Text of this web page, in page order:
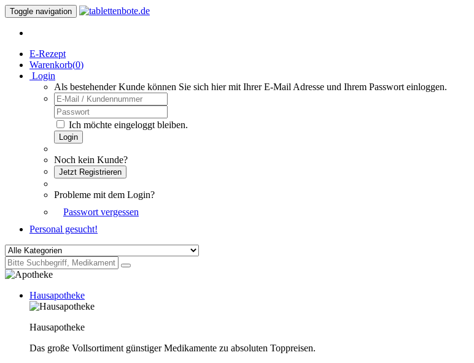
Toggle navigation
E-Rezept
Warenkorb(0)
Login
Als bestehender Kunde können Sie sich hier mit Ihrer E-Mail Adresse und Ihrem Passwort einloggen.
Ich möchte eingeloggt bleiben.
Login
Noch kein Kunde?
Jetzt Registrieren
Probleme mit dem Login?
Passwort vergessen
Personal gesucht!
Hausapotheke
Hausapotheke
Das große Vollsortiment günstiger Medikamente zu absoluten Toppreisen.